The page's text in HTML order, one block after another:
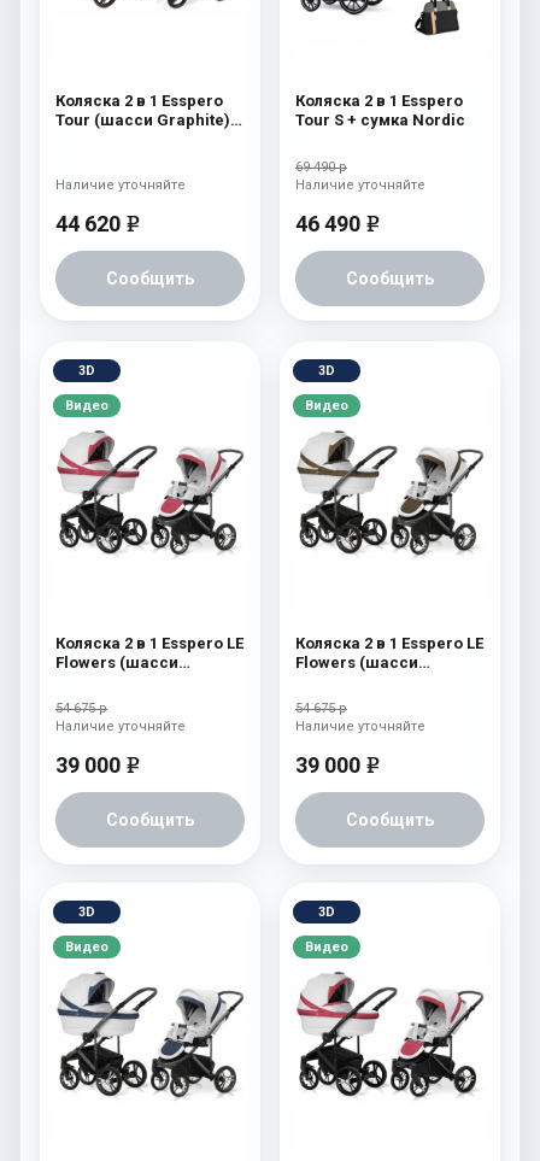
Коляска 2 в 1 Esspero
Tour (шасси Graphite)
44 620 e
Сообщить
Наличие уточняйте
Коляска 2 в 1 Esspero
Tour S + сумка Nordic
69 490 р
46 490 e
Сообщить
Наличие уточняйте
3D
Видео
Коляска 2 в 1 Esspero LE
Flowers (шасси
54 675 р
39 000 e
Сообщить
Наличие уточняйте
3D
Видео
Коляска 2 в 1 Esspero LE
Flowers (шасси
54 675 р
39 000 e
Сообщить
Наличие уточняйте
3D
Видео
3D
Видео